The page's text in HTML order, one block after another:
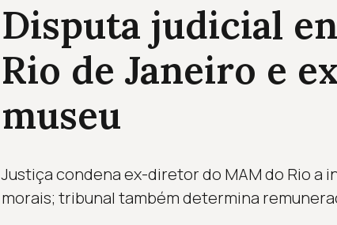
Disputa judicial
Rio de Janeiro e
museu
Justiça condena ex-diretor do MAM do Rio a
morais; tribunal também determina